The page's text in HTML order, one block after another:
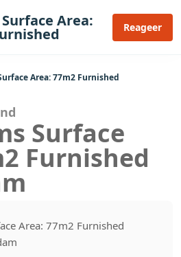
Area: Reageer
Area: 77m2 Furnished
Surface
Furnished
Area: 77m2 Furnished